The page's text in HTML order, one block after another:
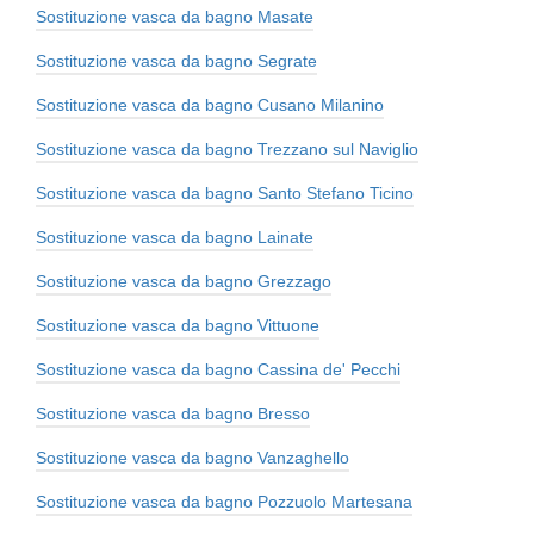
Sostituzione vasca da bagno Masate
Sostituzione vasca da bagno Segrate
Sostituzione vasca da bagno Cusano Milanino
Sostituzione vasca da bagno Trezzano sul Naviglio
Sostituzione vasca da bagno Santo Stefano Ticino
Sostituzione vasca da bagno Lainate
Sostituzione vasca da bagno Grezzago
Sostituzione vasca da bagno Vittuone
Sostituzione vasca da bagno Cassina de' Pecchi
Sostituzione vasca da bagno Bresso
Sostituzione vasca da bagno Vanzaghello
Sostituzione vasca da bagno Pozzuolo Martesana